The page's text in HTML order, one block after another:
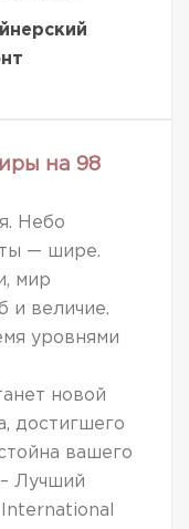
на 98
Небо
— шире.
мир
и величие.
уровнями
новой
достигшего
вашего
Лучший